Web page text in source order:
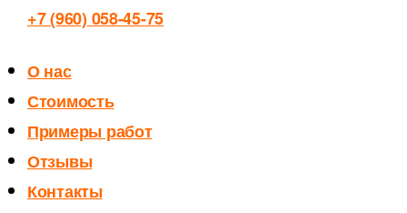
+7 (960) 058-45-75
О нас
Стоимость
Примеры работ
Отзывы
Контакты